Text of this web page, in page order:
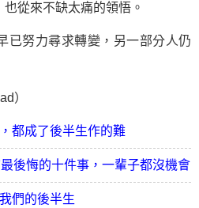
從來不缺太痛的領悟。
努力尋求轉變，另一部分人仍
）
都成了後半生作的難
後悔的十件事，一輩子都沒機會
們的後半生